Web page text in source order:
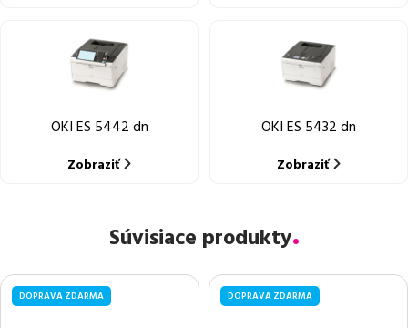
OKI ES 5442 dn
Zobraziť
OKI ES 5432 dn
Zobraziť
Súvisiace produkty
DOPRAVA ZDARMA DOPRAVA ZDARMA